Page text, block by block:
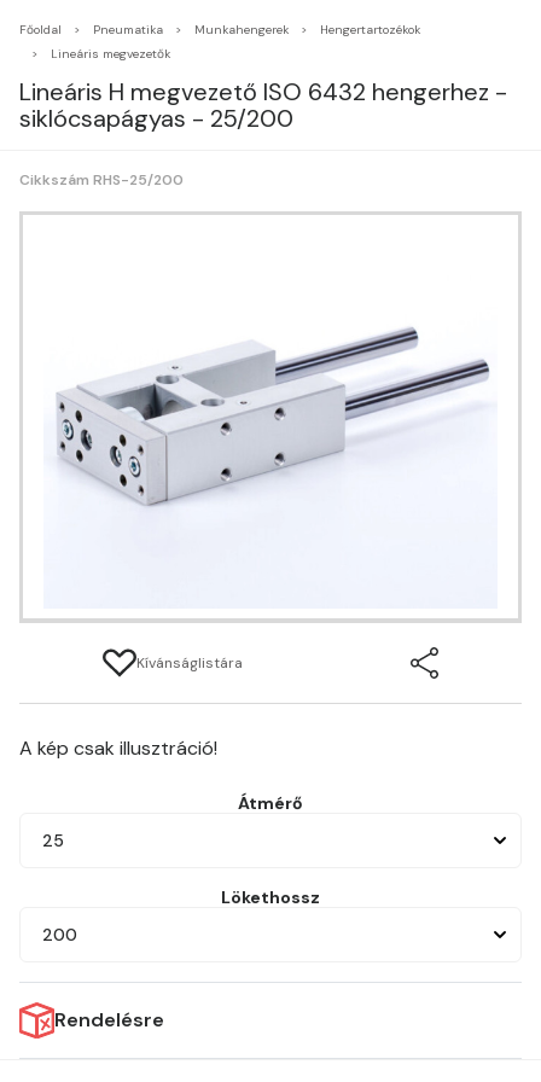
Főoldal Pneumatika Munkahengerek
Hengertartozékok
Lineáris megvezetők
Lineáris H megvezető ISO 6432 hengerhez -
siklócsapágyas - 25/200
Cikkszám RHS-25/200
Kívánságlistára
A kép csak illusztráció!
Átmérő
25
Lökethossz
200
Rendelésre